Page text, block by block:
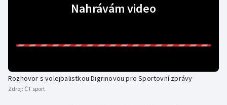
Judo
Nahrávám video
Rozhovor s volejbalistkou Digrinovou pro Sportovní zprávy
Zdroj: ČT sport